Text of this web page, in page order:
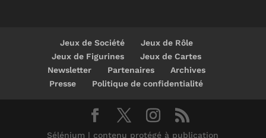
Jeux de Société
Jeux de Rôle
Jeux de Figurines
Jeux de Cartes
Newsletter
Partenaires
Archives
Presse
Politique de confidentialité
Sélénium | contenu protégé à publication